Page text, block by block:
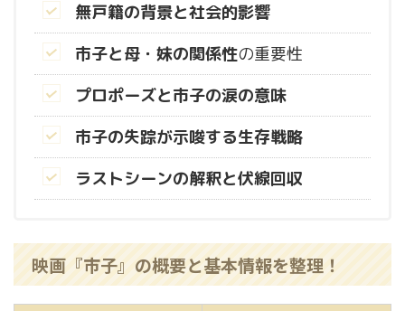
無戸籍の背景と社会的影響
市子と母・妹の関係性の重要性
プロポーズと市子の涙の意味
市子の失踪が示唆する生存戦略
ラストシーンの解釈と伏線回収
映画『市子』の概要と基本情報を整理！